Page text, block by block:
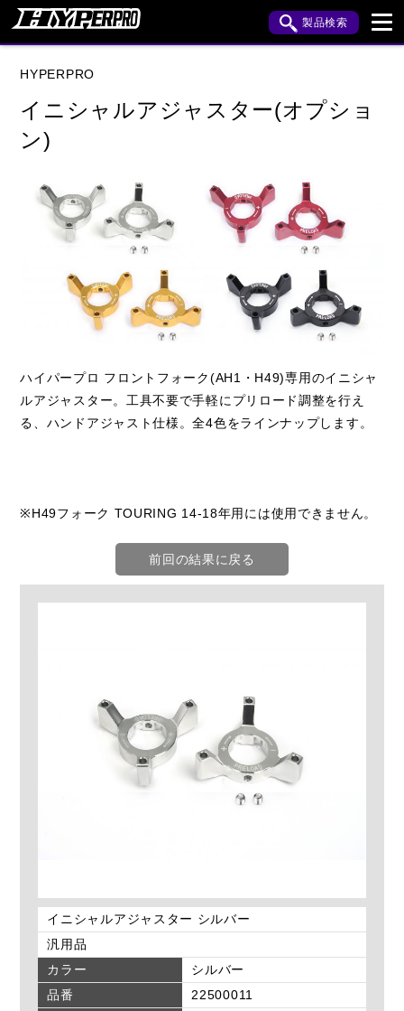
製品検索
HYPERPRO
イニシャルアジャスター(オプショ
ン)
ハイパープロ フロントフォーク(AH1・H49)専用のイニシャ
ルアジャスター。工具不要で手軽にプリロード調整を行え
る、ハンドアジャスト仕様。全4色をラインナップします。
※H49フォーク TOURING 14-18年用には使用できません。
前回の結果に戻る
イニシャルアジャスター シルバー
汎用品
カラー
シルバー
品番
22500011